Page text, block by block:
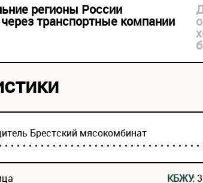
регионы России
транспортные компании
Брестский мясокомбинат
КБЖУ: